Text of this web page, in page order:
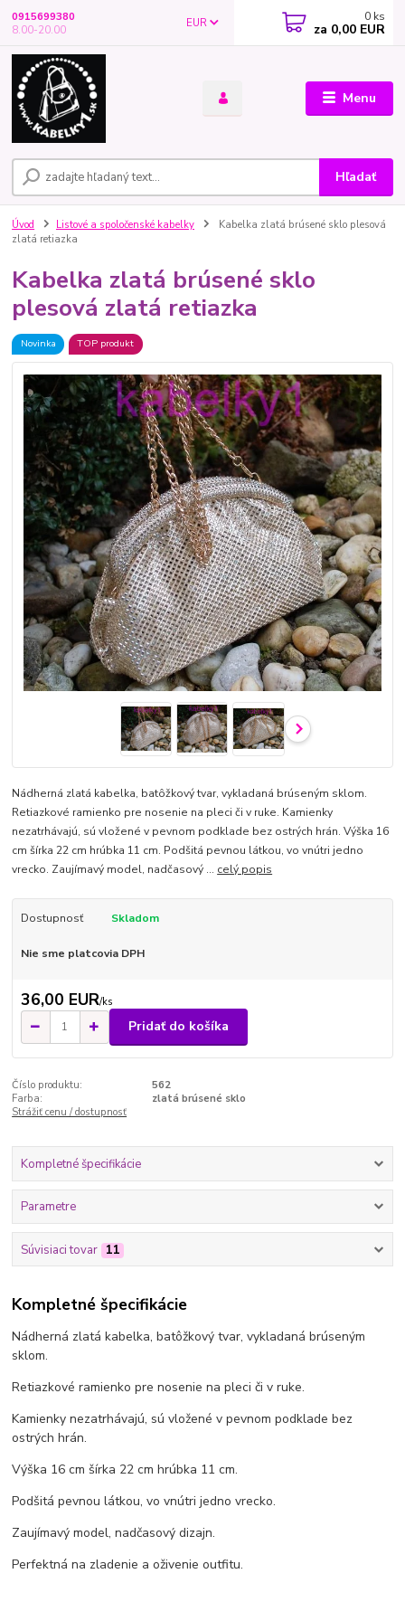
Menu
EUR
Hľadať
0915699380
8.00-20.00
0 ks
za 0,00 EUR
Úvod Listové a spoločenské kabelky
Kabelka zlatá brúsené sklo plesová
zlatá retiazka
Kabelka zlatá brúsené sklo
plesová zlatá retiazka
Novinka TOP produkt
Nádherná zlatá kabelka, batôžkový tvar, vykladaná brúseným sklom.
Retiazkové ramienko pre nosenie na pleci či v ruke. Kamienky
nezatrhávajú, sú vložené v pevnom podklade bez ostrých hrán. Výška 16
cm šírka 22 cm hrúbka 11 cm. Podšitá pevnou látkou, vo vnútri jedno
vrecko. Zaujímavý model, nadčasový ... celý popis
Dostupnosť Skladom
Nie sme platcovia DPH
36,00 EUR/ks
Pridať do košíka
Číslo produktu:
562
Farba:
zlatá brúsené sklo
Strážiť cenu / dostupnosť
Kompletné špecifikácie
Parametre
Súvisiaci tovar 11
Kompletné špecifikácie
Nádherná zlatá kabelka, batôžkový tvar, vykladaná brúseným
sklom.
Retiazkové ramienko pre nosenie na pleci či v ruke.
Kamienky nezatrhávajú, sú vložené v pevnom podklade bez
ostrých hrán.
Výška 16 cm šírka 22 cm hrúbka 11 cm.
Podšitá pevnou látkou, vo vnútri jedno vrecko.
Zaujímavý model, nadčasový dizajn.
Perfektná na zladenie a oživenie outfitu.